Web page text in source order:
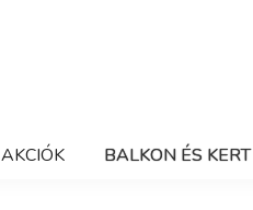
AKCIÓK BALKON ÉS KERT